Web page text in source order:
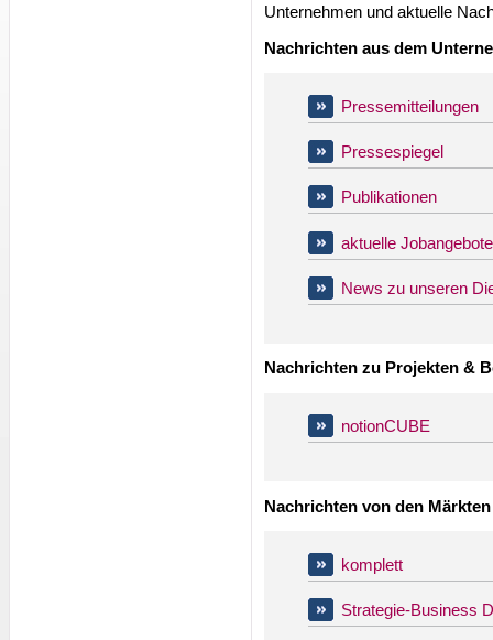
Unternehmen und aktuelle
Nachrichten aus dem
Pressemitteilungen
Pressespiegel
Publikationen
aktuelle Jobangebote
News zu unseren
Nachrichten zu Projekten &
notionCUBE
Nachrichten von den
komplett
Strategie-Business